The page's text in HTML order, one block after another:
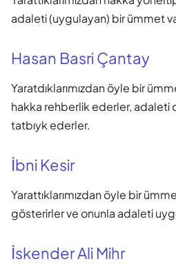
adaleti (uygulayan) bir ümmet
Hasan Basri Çantay
Yaratdıklarımızdan öyle bir
hakka rehberlik ederler, adaleti
tatbıyk ederler.
İbni Kesir
Yarattıklarımızdan öyle bir
gösterirler ve onunla adaleti
İskender Ali Mihr